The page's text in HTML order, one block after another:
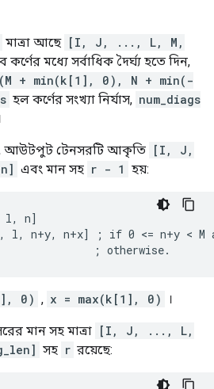
মাত্রা আছে [I, J, ..., L, M,
কর্ণের মধ্যে সর্বাধিক দৈর্ঘ্য হতে দিন,
+ min(k[1], 0), N + min(-
হল কর্ণের সংখ্যা নির্যাস, num_diags
।
আউটপুট টেনসরটি আকৃতি [I, J,
এবং মান সহ r - 1 হয়:
l, n]
l, n+y, n+x] ; if 0 <= n+y < M
; otherwise.
0) , x = max(k[1], 0) ।
মান সহ মাত্রা [I, J, ..., L,
সহ r রয়েছে: